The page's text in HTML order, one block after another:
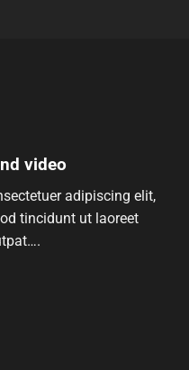
video
adipiscing elit,
tincidunt ut laoreet